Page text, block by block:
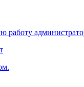
работу